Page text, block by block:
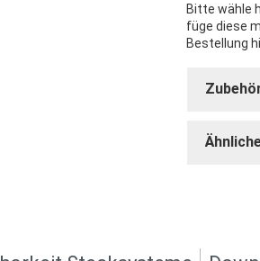
Bitte wähle
füge diese
Bestellung